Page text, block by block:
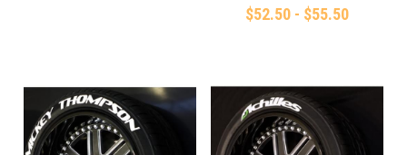
$52.50 - $55.50